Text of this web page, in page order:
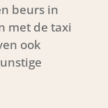
beurs in
met de taxi
ook